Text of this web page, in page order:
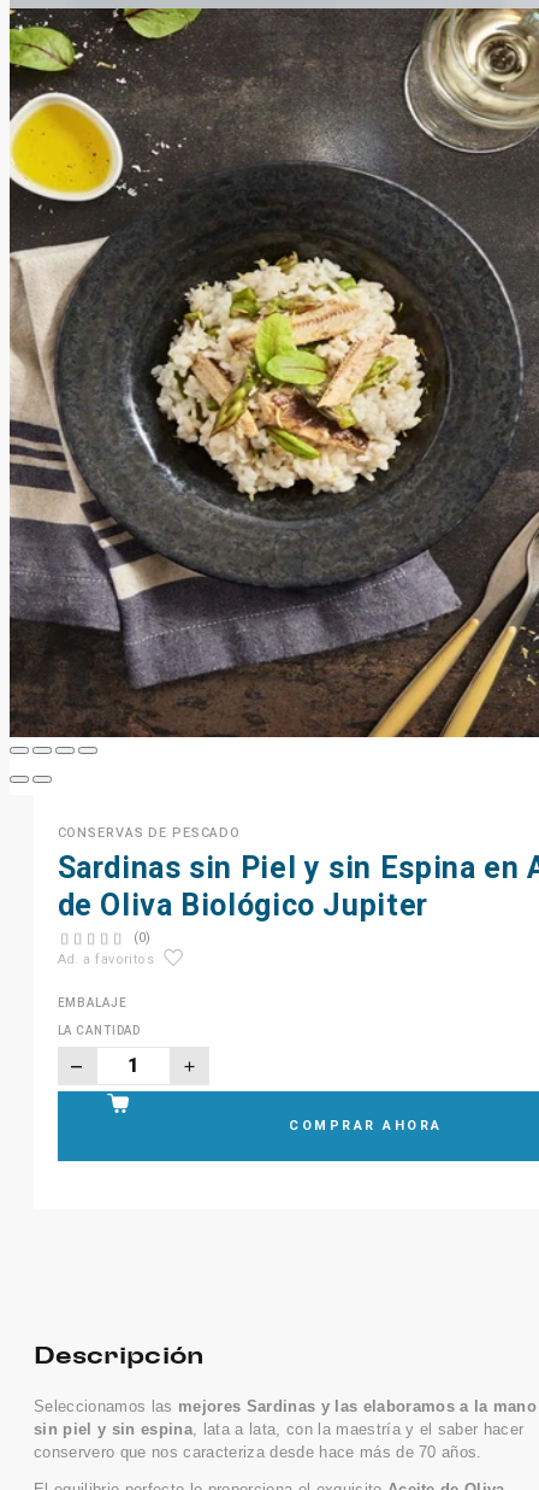
CONSERVAS DE PESCADO
Sardinas sin Piel y sin Espina en
de Oliva Biológico Jupiter
(0)
Ad. a favoritos
EMBALAJE
LA CANTIDAD
COMPRAR AHORA
Descripción
Seleccionamos las mejores Sardinas y las elaboramos a la mano
sin piel y sin espina, lata a lata, con la maestría y el saber hacer
conservero que nos caracteriza desde hace más de 70 años.